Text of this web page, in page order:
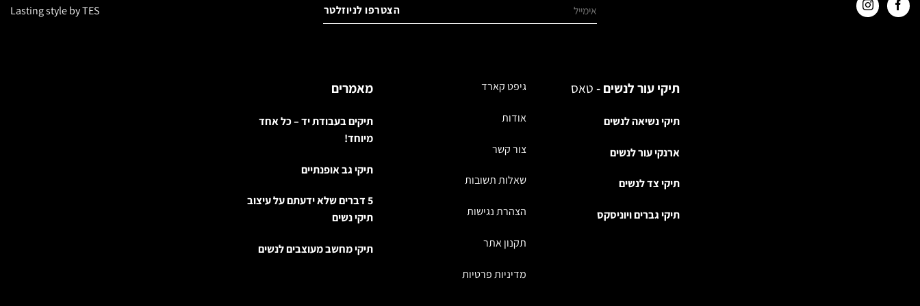
Lasting style by TES
תיקי עור לנשים -טאס
תיקי נשיאה לנשים
ארנקי עור לנשים
תיקי צד לנשים
תיקי גברים ויוניסקס
גיפט קארד
אודות
צור קשר
שאלות תשובות
הצהרת נגישות
תקנון אתר
מדיניות פרטיות
מאמרים
תיקים בעבודת יד – כל אחד
מיוחד!
תיקי גב אופנתיים
5 דברים שלא ידעתם על עיצוב
תיקי נשים
תיקי מחשב מעוצבים לנשים